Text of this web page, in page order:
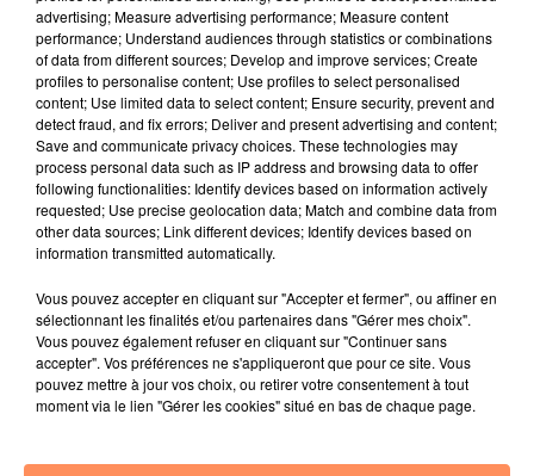
4 juillet 2022
Radio Star Live avec Dadju
27 juin 2022
Marseille : une application pour mettre en
relation extras et...
27 juin 2022
Le cocholed pour jouer à la pétanque
jusqu'au bout de la nuit !
10 mai 2022
Toulon : des quais électrifiés pour 2023 !
10 mai 2022
Cassis organise sa traditionnelle "Fête du vin"
Marseille : appel à témoins pour retrouver
advertising; Measure advertising performance; Measure content
performance; Understand audiences through statistics or combinations
of data from different sources; Develop and improve services; Create
profiles to personalise content; Use profiles to select personalised
content; Use limited data to select content; Ensure security, prevent and
detect fraud, and fix errors; Deliver and present advertising and content;
Save and communicate privacy choices. These technologies may
process personal data such as IP address and browsing data to offer
following functionalities: Identify devices based on information actively
requested; Use precise geolocation data; Match and combine data from
other data sources; Link different devices; Identify devices based on
information transmitted automatically.
Vous pouvez accepter en cliquant sur "Accepter et fermer", ou affiner en
sélectionnant les finalités et/ou partenaires dans "Gérer mes choix".
Vous pouvez également refuser en cliquant sur "Continuer sans
accepter". Vos préférences ne s'appliqueront que pour ce site. Vous
pouvez mettre à jour vos choix, ou retirer votre consentement à tout
moment via le lien "Gérer les cookies" situé en bas de chaque page.